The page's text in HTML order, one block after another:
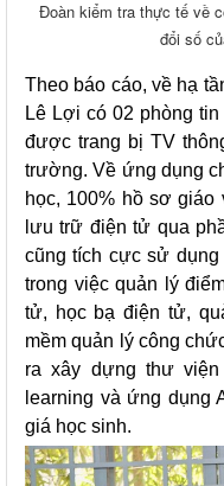
Đoàn kiểm tra thực tế về
đổi số
Theo báo cáo, về hạ
Lê Lợi có 02 phòng
được trang bị TV
trường. Về ứng dụng
học, 100% hồ sơ
lưu trữ điện tử qua
cũng tích cực sử
trong việc quản lý
tử, học bạ điện tử,
mềm quản lý công
ra xây dựng thư
learning và ứng dụng
giá học sinh.